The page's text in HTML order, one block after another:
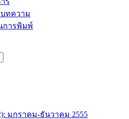
ทความ
การพิมพ์
มกราคม-ธันวาคม 2555